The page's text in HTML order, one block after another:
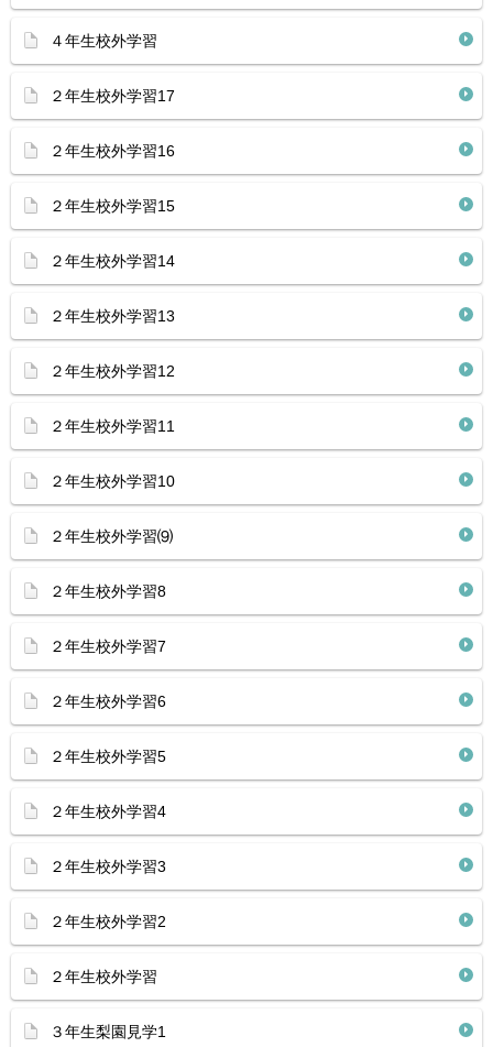
４年生校外学習
２年生校外学習17
２年生校外学習16
２年生校外学習15
２年生校外学習14
２年生校外学習13
２年生校外学習12
２年生校外学習11
２年生校外学習10
２年生校外学習⑼
２年生校外学習8
２年生校外学習7
２年生校外学習6
２年生校外学習5
２年生校外学習4
２年生校外学習3
２年生校外学習2
２年生校外学習
３年生梨園見学1